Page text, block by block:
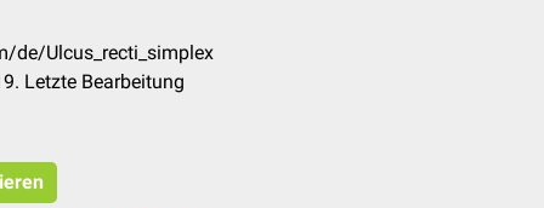
de/Ulcus_recti_simplex
Letzte Bearbeitung